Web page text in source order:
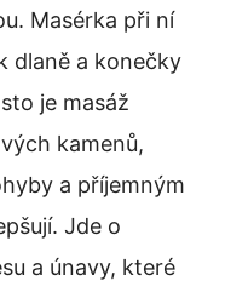
Masérka při ní
dlaně a konečky
je masáž
kamenů,
a příjemným
Jde o
a únavy, které